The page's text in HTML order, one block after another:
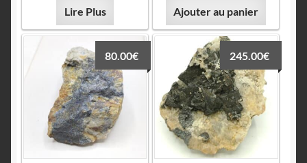
Lire Plus Ajouter au panier
80.00€ 245.00€